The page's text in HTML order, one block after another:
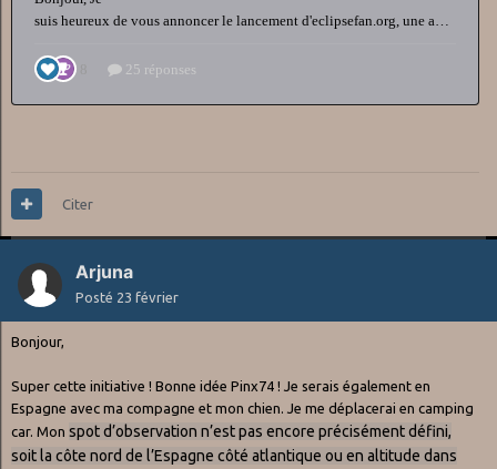
Citer
Arjuna
Posté 23 février
Bonjour,
Super cette initiative ! Bonne idée Pinx74 ! Je serais également en
Espagne avec ma compagne et mon chien. Je me déplacerai en camping
car. Mon spot d’observation n’est pas encore précisément défini,
soit la côte nord de l’Espagne côté atlantique ou en altitude dans